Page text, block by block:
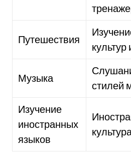
Путешествия
культур
Музыка
стилей
Изучение
иностранных
языков